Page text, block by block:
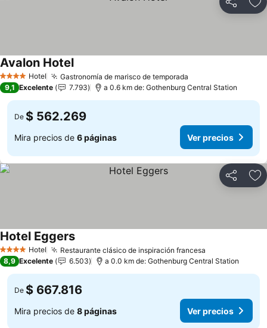
Compartir
4 EstrellasHotel Gastronomía de marisco de temporada
Avalon HotelVer precios
9,1 Excelente 7.793 a 0.6 km de: Gothenburg Central Station
De $ 562.269
Mira precios de 6 páginas Ver precios
Compartir
4 EstrellasHotel Restaurante clásico de inspiración francesa
Hotel EggersVer precios
8,9 Excelente 6.503 a 0.0 km de: Gothenburg Central Station
De $ 667.816
Mira precios de 8 páginas Ver precios